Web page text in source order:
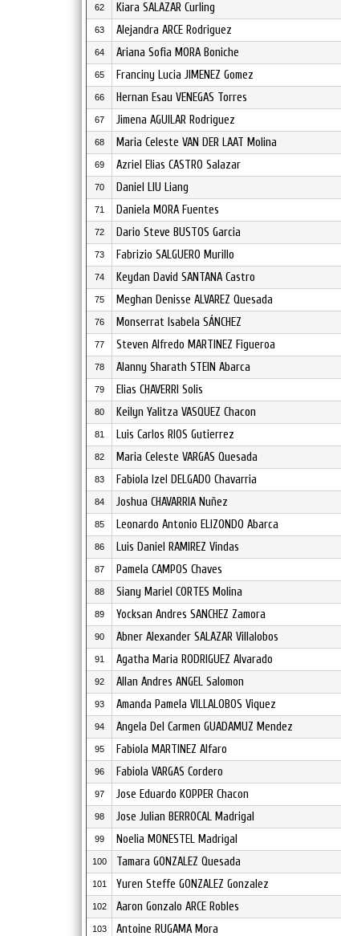
62 Kiara SALAZAR Curling
63 Alejandra ARCE Rodriguez
64 Ariana Sofia MORA Boniche
65 Franciny Lucia JIMENEZ Gomez
66 Hernan Esau VENEGAS Torres
67 Jimena AGUILAR Rodriguez
68 Maria Celeste VAN DER LAAT Molina
69 Azriel Elias CASTRO Salazar
70 Daniel LIU Liang
71 Daniela MORA Fuentes
72 Dario Steve BUSTOS Garcia
73 Fabrizio SALGUERO Murillo
74 Keydan David SANTANA Castro
75 Meghan Denisse ALVAREZ Quesada
76 Monserrat Isabela SÁNCHEZ
77 Steven Alfredo MARTINEZ Figueroa
78 Alanny Sharath STEIN Abarca
79 Elias CHAVERRI Solis
80 Keilyn Yalitza VASQUEZ Chacon
81 Luis Carlos RIOS Gutierrez
82 Maria Celeste VARGAS Quesada
83 Fabiola Izel DELGADO Chavarria
84 Joshua CHAVARRIA Nuñez
85 Leonardo Antonio ELIZONDO Abarca
86 Luis Daniel RAMIREZ Vindas
87 Pamela CAMPOS Chaves
88 Siany Mariel CORTES Molina
89 Yocksan Andres SANCHEZ Zamora
90 Abner Alexander SALAZAR Villalobos
91 Agatha Maria RODRIGUEZ Alvarado
92 Allan Andres ANGEL Salomon
93 Amanda Pamela VILLALOBOS Viquez
94 Angela Del Carmen GUADAMUZ Mendez
95 Fabiola MARTINEZ Alfaro
96 Fabiola VARGAS Cordero
97 Jose Eduardo KOPPER Chacon
98 Jose Julian BERROCAL Madrigal
99 Noelia MONESTEL Madrigal
100 Tamara GONZALEZ Quesada
101 Yuren Steffe GONZALEZ Gonzalez
102 Aaron Gonzalo ARCE Robles
103 Antoine RUGAMA Mora